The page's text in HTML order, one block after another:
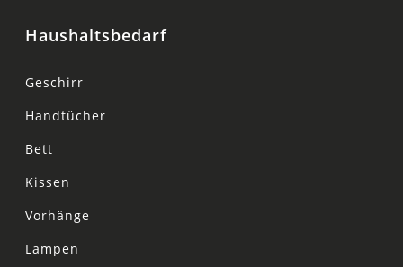
Haushaltsbedarf
Geschirr
Handtücher
Bett
Kissen
Vorhänge
Lampen